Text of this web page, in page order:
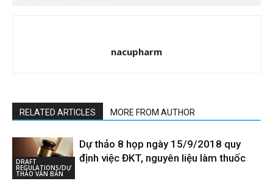
nacupharm
RELATED ARTICLES MORE FROM AUTHOR
DRAFT
REGULATIONS/DỰ
THẢO VĂN BẢN
Dự thảo 8 họp ngày 15/9/2018 quy
định việc ĐKT, nguyên liệu làm thuốc